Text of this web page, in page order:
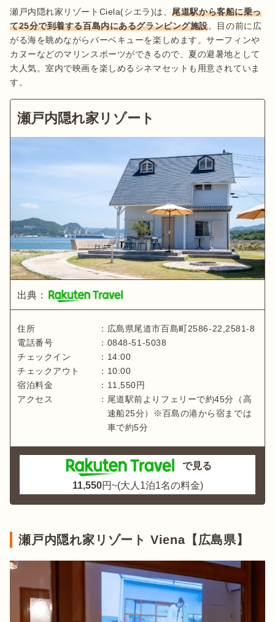
瀬戸内隠れ家リゾートCiela(シエラ)は、尾道駅から客船に乗っ
て25分で到着する百島内にあるグランピング施設。目の前に広
がる海を眺めながらバーベキューを楽しめます。サーフィンや
カヌーなどのマリンスポーツができるので、夏の避暑地として
大人気。室内で映画を楽しめるシネマセットも用意されていま
す。
瀬戸内隠れ家リゾート
出典：
住所 ： 広島県尾道市百島町2586-22,2581-8
電話番号
： 0848-51-5038
チェックイン
： 14:00
チェックアウト
： 10:00
宿泊料金
： 11,550円
アクセス
： 尾道駅前よりフェリーで約45分（高
速船25分）※百島の港から宿までは
車で約5分
で見る
11,550円~(大人1泊1名の料金)
瀬戸内隠れ家リゾート Viena【広島県】